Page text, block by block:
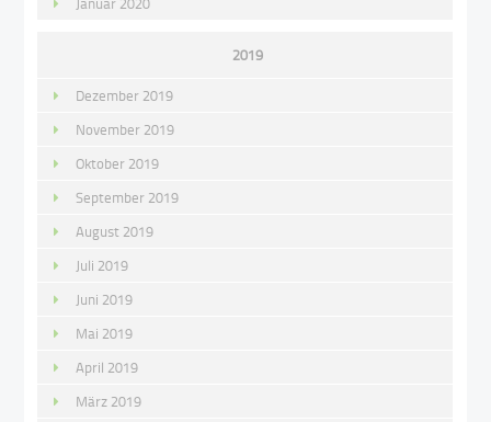
2019
Dezember 2019
November 2019
Oktober 2019
September 2019
August 2019
Juli 2019
Juni 2019
Mai 2019
April 2019
März 2019